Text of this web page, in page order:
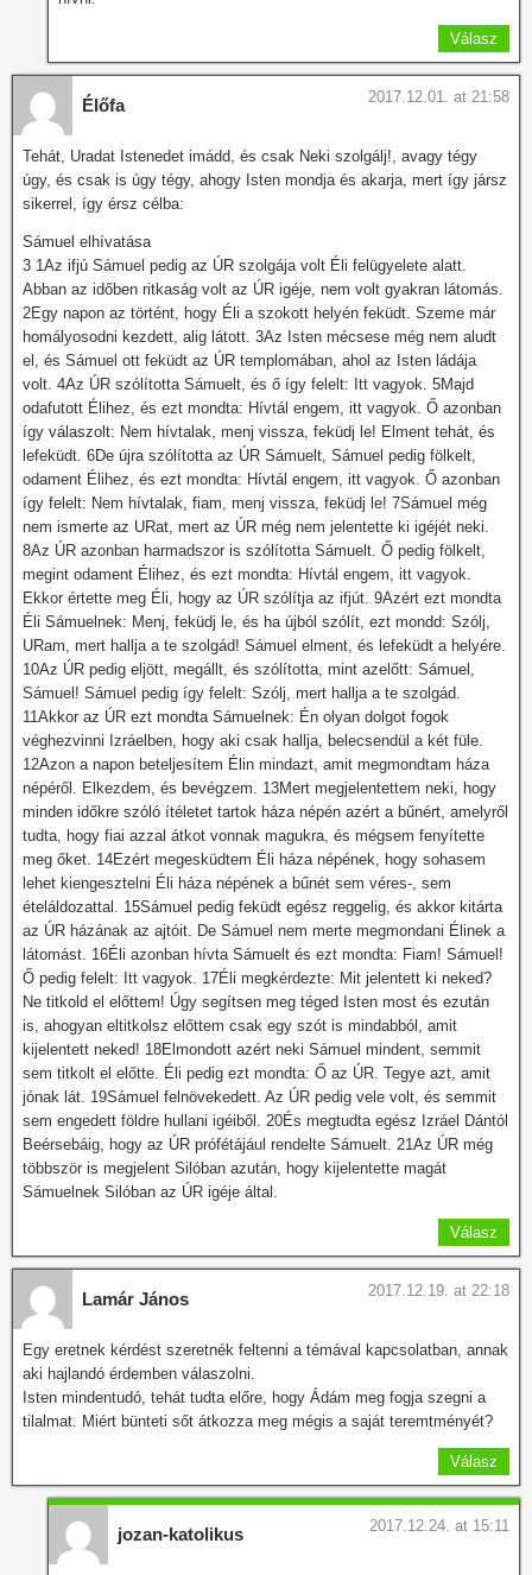
Válasz
Élőfa 2017.12.01. at 21:58
Tehát, Uradat Istenedet imádd, és csak Neki szolgálj!, avagy tégy
úgy, és csak is úgy tégy, ahogy Isten mondja és akarja, mert így jársz
sikerrel, így érsz célba:
Sámuel elhívatása
3 1Az ifjú Sámuel pedig az ÚR szolgája volt Éli felügyelete alatt.
Abban az időben ritkaság volt az ÚR igéje, nem volt gyakran látomás.
2Egy napon az történt, hogy Éli a szokott helyén feküdt. Szeme már
homályosodni kezdett, alig látott. 3Az Isten mécsese még nem aludt
el, és Sámuel ott feküdt az ÚR templomában, ahol az Isten ládája
volt. 4Az ÚR szólította Sámuelt, és ő így felelt: Itt vagyok. 5Majd
odafutott Élihez, és ezt mondta: Hívtál engem, itt vagyok. Ő azonban
így válaszolt: Nem hívtalak, menj vissza, feküdj le! Elment tehát, és
lefeküdt. 6De újra szólította az ÚR Sámuelt, Sámuel pedig fölkelt,
odament Élihez, és ezt mondta: Hívtál engem, itt vagyok. Ő azonban
így felelt: Nem hívtalak, fiam, menj vissza, feküdj le! 7Sámuel még
nem ismerte az URat, mert az ÚR még nem jelentette ki igéjét neki.
8Az ÚR azonban harmadszor is szólította Sámuelt. Ő pedig fölkelt,
megint odament Élihez, és ezt mondta: Hívtál engem, itt vagyok.
Ekkor értette meg Éli, hogy az ÚR szólítja az ifjút. 9Azért ezt mondta
Éli Sámuelnek: Menj, feküdj le, és ha újból szólít, ezt mondd: Szólj,
URam, mert hallja a te szolgád! Sámuel elment, és lefeküdt a helyére.
10Az ÚR pedig eljött, megállt, és szólította, mint azelőtt: Sámuel,
Sámuel! Sámuel pedig így felelt: Szólj, mert hallja a te szolgád.
11Akkor az ÚR ezt mondta Sámuelnek: Én olyan dolgot fogok
véghezvinni Izráelben, hogy aki csak hallja, belecsendül a két füle.
12Azon a napon beteljesítem Élin mindazt, amit megmondtam háza
népéről. Elkezdem, és bevégzem. 13Mert megjelentettem neki, hogy
minden időkre szóló ítéletet tartok háza népén azért a bűnért, amelyről
tudta, hogy fiai azzal átkot vonnak magukra, és mégsem fenyítette
meg őket. 14Ezért megesküdtem Éli háza népének, hogy sohasem
lehet kiengesztelni Éli háza népének a bűnét sem véres-, sem
ételáldozattal. 15Sámuel pedig feküdt egész reggelig, és akkor kitárta
az ÚR házának az ajtóit. De Sámuel nem merte megmondani Élinek a
látomást. 16Éli azonban hívta Sámuelt és ezt mondta: Fiam! Sámuel!
Ő pedig felelt: Itt vagyok. 17Éli megkérdezte: Mit jelentett ki neked?
Ne titkold el előttem! Úgy segítsen meg téged Isten most és ezután
is, ahogyan eltitkolsz előttem csak egy szót is mindabból, amit
kijelentett neked! 18Elmondott azért neki Sámuel mindent, semmit
sem titkolt el előtte. Éli pedig ezt mondta: Ő az ÚR. Tegye azt, amit
jónak lát. 19Sámuel felnövekedett. Az ÚR pedig vele volt, és semmit
sem engedett földre hullani igéiből. 20És megtudta egész Izráel Dántól
Beérsebáig, hogy az ÚR prófétájául rendelte Sámuelt. 21Az ÚR még
többször is megjelent Silóban azután, hogy kijelentette magát
Sámuelnek Silóban az ÚR igéje által.
Válasz
Lamár János 2017.12.19. at 22:18
Egy eretnek kérdést szeretnék feltenni a témával kapcsolatban, annak
aki hajlandó érdemben válaszolni.
Isten mindentudó, tehát tudta előre, hogy Ádám meg fogja szegni a
tilalmat. Miért bünteti sőt átkozza meg mégis a saját teremtményét?
Válasz
jozan-katolikus 2017.12.24. at 15:11